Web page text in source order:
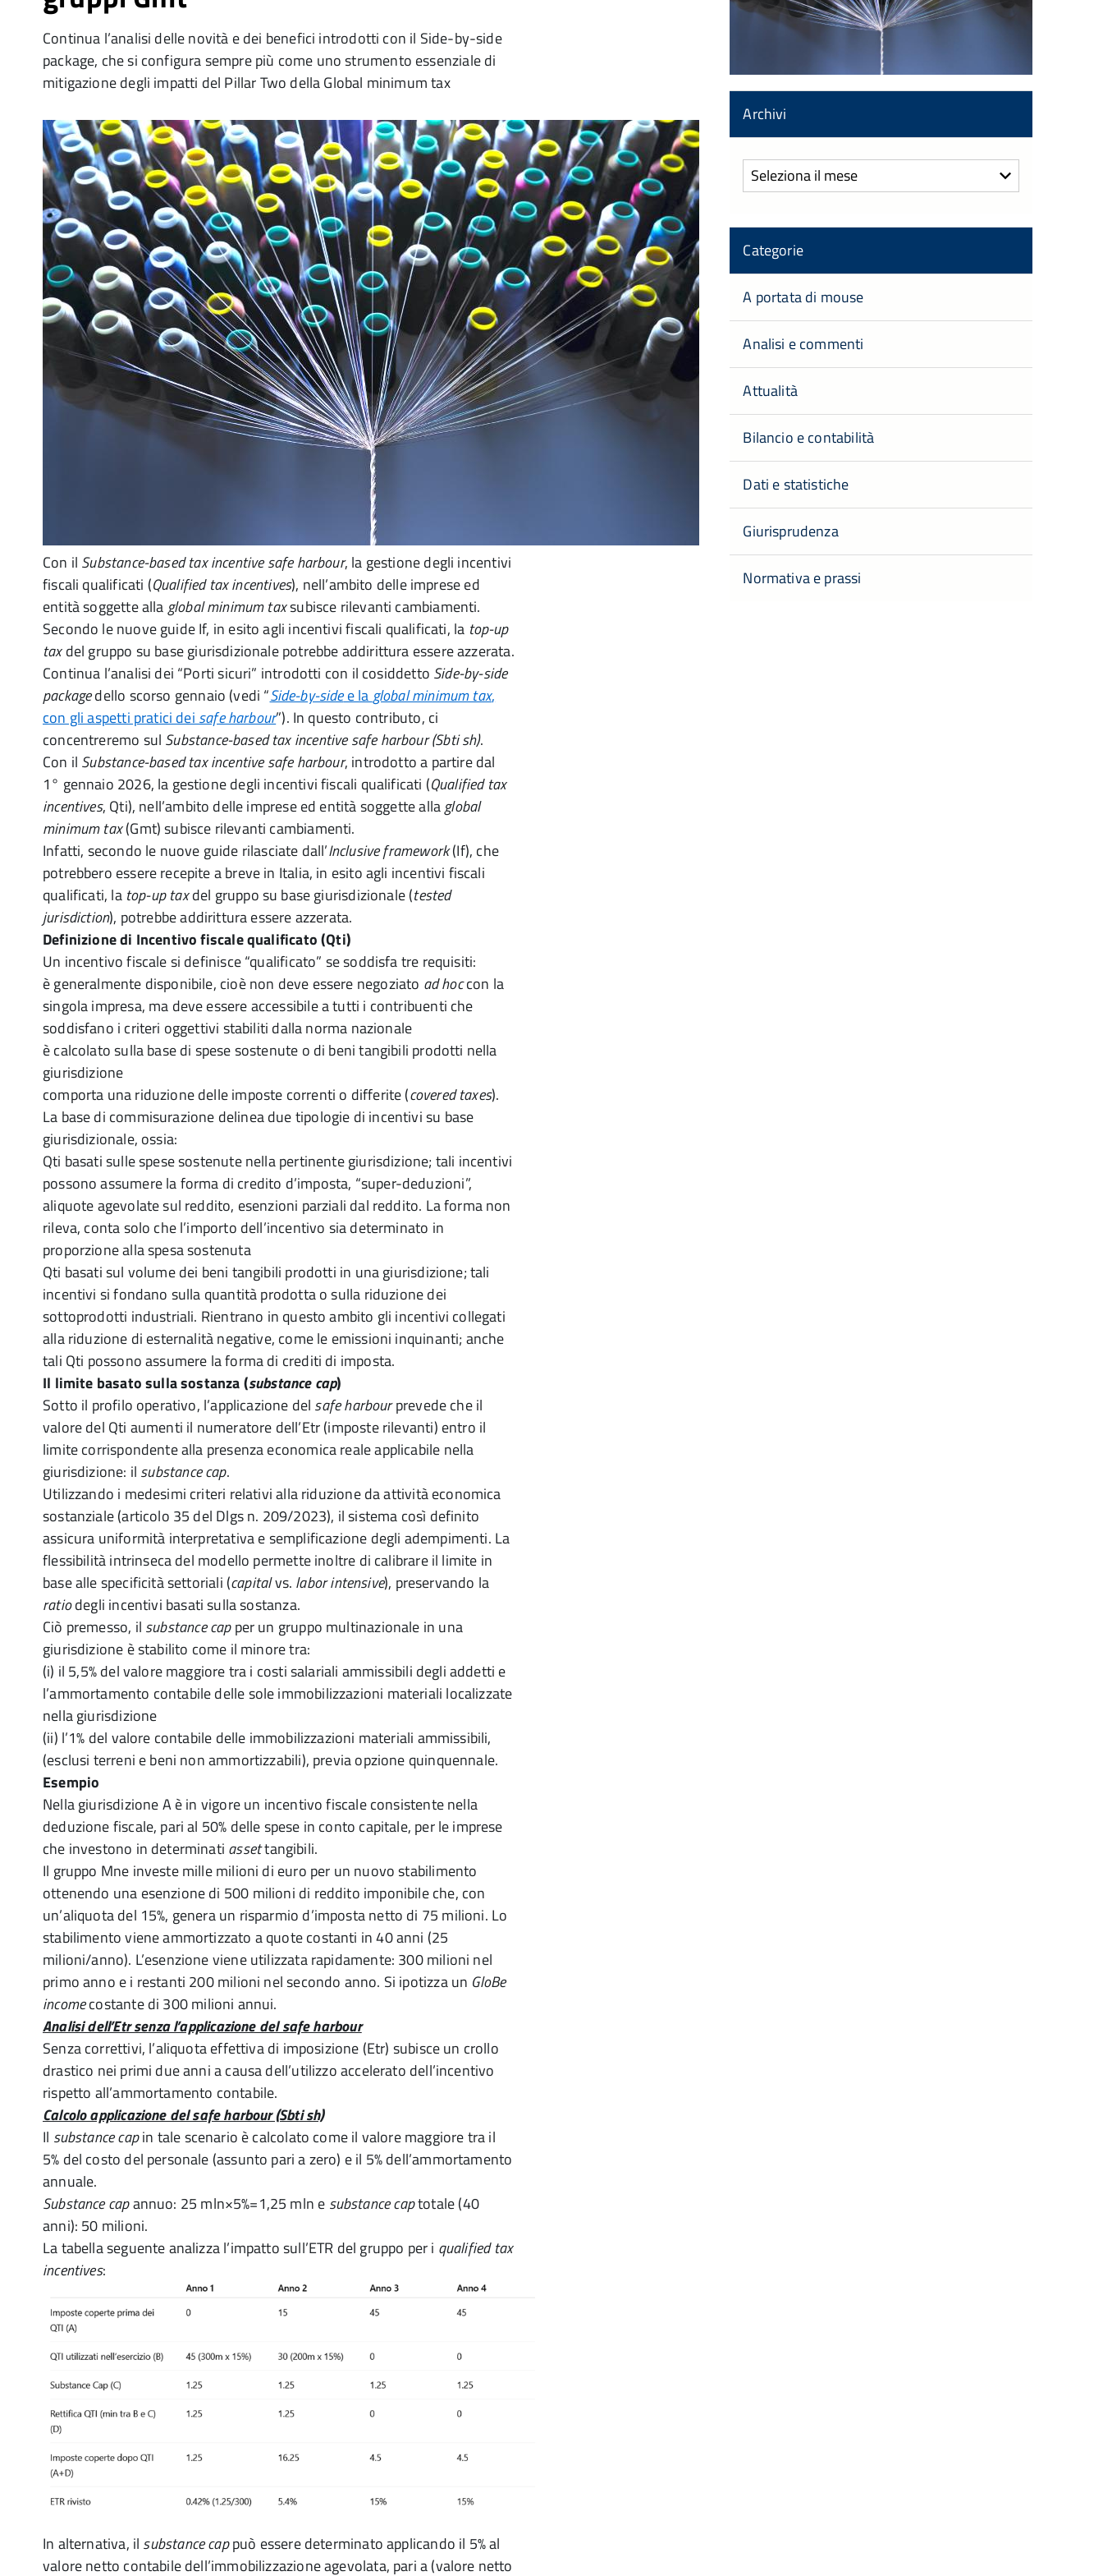
Continua l’analisi delle novità e dei benefici introdotti con il Side-by-side
package, che si configura sempre più come uno strumento essenziale di
mitigazione degli impatti del Pillar Two della Global minimum tax
Con il Substance-based tax incentive safe harbour, la gestione degli incentivi
fiscali qualificati (Qualified tax incentives), nell’ambito delle imprese ed
entità soggette allaglobal minimum taxsubisce rilevanti cambiamenti.
Secondo le nuove guide If, in esito agli incentivi fiscali qualificati, la top-up
taxdel gruppo su base giurisdizionale potrebbe addirittura essere azzerata.
Continua l’analisi dei “Porti sicuri” introdotti con il cosiddetto Side-by-side
packagedello scorso gennaio (vedi “Side-by-sidee laglobal minimum tax,
con gli aspetti pratici dei safe harbour”). In questo contributo, ci
concentreremo sul Substance-based tax incentive safe harbour (Sbti sh).
Con il Substance-based tax incentive safe harbour, introdotto a partire dal
1° gennaio 2026, la gestione degli incentivi fiscali qualificati (Qualified tax
incentives, Qti), nell’ambito delle imprese ed entità soggette allaglobal
minimum tax(Gmt) subisce rilevanti cambiamenti.
Infatti, secondo le nuove guide rilasciate dall’Inclusive framework(If), che
potrebbero essere recepite a breve in Italia, in esito agli incentivi fiscali
qualificati, la top-up taxdel gruppo su base giurisdizionale (tested
jurisdiction), potrebbe addirittura essere azzerata.
Definizione di Incentivo fiscale qualificato (Qti)
Un incentivo fiscale si definisce “qualificato” se soddisfa tre requisiti:
è generalmente disponibile, cioè non deve essere negoziato ad hoccon la
singola impresa, ma deve essere accessibile a tutti i contribuenti che
soddisfano i criteri oggettivi stabiliti dalla norma nazionale
è calcolato sulla base di spese sostenute o di beni tangibili prodotti nella
giurisdizione
comporta una riduzione delle imposte correnti o differite (covered taxes).
La base di commisurazione delinea due tipologie di incentivi su base
giurisdizionale, ossia:
Qti basati sulle spese sostenute nella pertinente giurisdizione; tali incentivi
possono assumere la forma di credito d’imposta, “super-deduzioni”,
aliquote agevolate sul reddito, esenzioni parziali dal reddito. La forma non
rileva, conta solo che l’importo dell’incentivo sia determinato in
proporzione alla spesa sostenuta
Qti basati sul volume dei beni tangibili prodotti in una giurisdizione; tali
incentivi si fondano sulla quantità prodotta o sulla riduzione dei
sottoprodotti industriali. Rientrano in questo ambito gli incentivi collegati
alla riduzione di esternalità negative, come le emissioni inquinanti; anche
tali Qti possono assumere la forma di crediti di imposta.
Il limite basato sulla sostanza (substance cap)
Sotto il profilo operativo, l’applicazione del safe harbourprevede che il
valore del Qti aumenti il numeratore dell’Etr (imposte rilevanti) entro il
limite corrispondente alla presenza economica reale applicabile nella
giurisdizione: il substance cap.
Utilizzando i medesimi criteri relativi alla riduzione da attività economica
sostanziale (articolo 35 del Dlgs n. 209/2023), il sistema così definito
assicura uniformità interpretativa e semplificazione degli adempimenti. La
flessibilità intrinseca del modello permette inoltre di calibrare il limite in
base alle specificità settoriali (capitalvs. labor intensive), preservando la
ratiodegli incentivi basati sulla sostanza.
Ciò premesso, il substance cap per un gruppo multinazionale in una
giurisdizione è stabilito come il minore tra:
(i) il 5,5% del valore maggiore tra i costi salariali ammissibili degli addetti e
l’ammortamento contabile delle sole immobilizzazioni materiali localizzate
nella giurisdizione
(ii) l’1% del valore contabile delle immobilizzazioni materiali ammissibili,
(esclusi terreni e beni non ammortizzabili), previa opzione quinquennale.
Esempio
Nella giurisdizione A è in vigore un incentivo fiscale consistente nella
deduzione fiscale, pari al 50% delle spese in conto capitale, per le imprese
che investono in determinati assettangibili.
Il gruppo Mne investe mille milioni di euro per un nuovo stabilimento
ottenendo una esenzione di 500 milioni di reddito imponibile che, con
un’aliquota del 15%, genera un risparmio d’imposta netto di 75 milioni. Lo
stabilimento viene ammortizzato a quote costanti in 40 anni (25
milioni/anno). L’esenzione viene utilizzata rapidamente: 300 milioni nel
primo anno e i restanti 200 milioni nel secondo anno. Si ipotizza un GloBe
incomecostante di 300 milioni annui.
Analisi dell’Etr senza l’applicazione del safe harbour
Senza correttivi, l’aliquota effettiva di imposizione (Etr) subisce un crollo
drastico nei primi due anni a causa dell’utilizzo accelerato dell’incentivo
rispetto all’ammortamento contabile.
Calcolo applicazione del safe harbour (Sbti sh)
Il substance capin tale scenario è calcolato come il valore maggiore tra il
5% del costo del personale (assunto pari a zero) e il 5% dell’ammortamento
annuale.
Substance capannuo: 25 mln×5%=1,25 mln e substance captotale (40
anni): 50 milioni.
La tabella seguente analizza l’impatto sull’ETR del gruppo per i qualified tax
incentives:
In alternativa, il substance cappuò essere determinato applicando il 5% al
valore netto contabile dell’immobilizzazione agevolata, pari a (valore netto
Archivi
Archivi
Categorie
A portata di mouse
Analisi e commenti
Attualità
Bilancio e contabilità
Dati e statistiche
Giurisprudenza
Normativa e prassi